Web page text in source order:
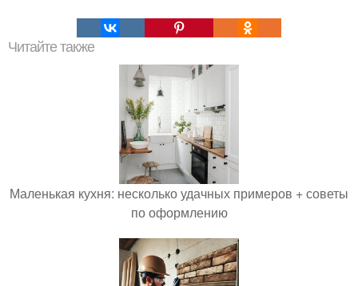
Читайте также
Маленькая кухня: несколько удачных примеров + советы
по оформлению